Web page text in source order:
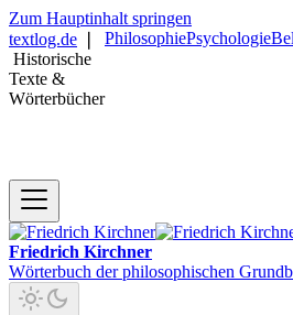
Zum Hauptinhalt springen
textlog.de
Historische
Texte &
Wörterbücher
PhilosophiePsychologie
Friedrich Kirchner
Wörterbuch der philosophischen